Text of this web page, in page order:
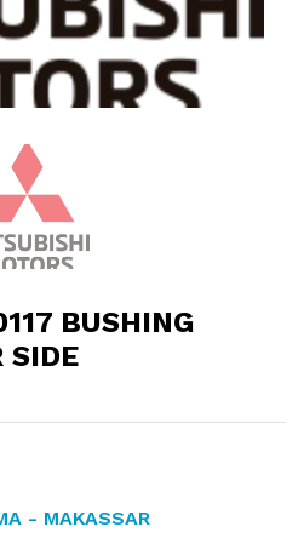
BUSHING
SIDE
- MAKASSAR